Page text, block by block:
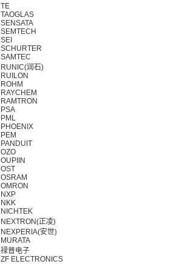
TE
TAOGLAS
SENSATA
SEMTECH
SEI
SCHURTER
SAMTEC
RUNIC(润石)
RUILON
ROHM
RAYCHEM
RAMTRON
PSA
PML
PHOENIX
PEM
PANDUIT
OZO
OUPIIN
OST
OSRAM
OMRON
NXP
NKK
NICHTEK
NEXTRON(正凌)
NEXPERIA(安世)
MURATA
禄普电子
ZF ELECTRONICS